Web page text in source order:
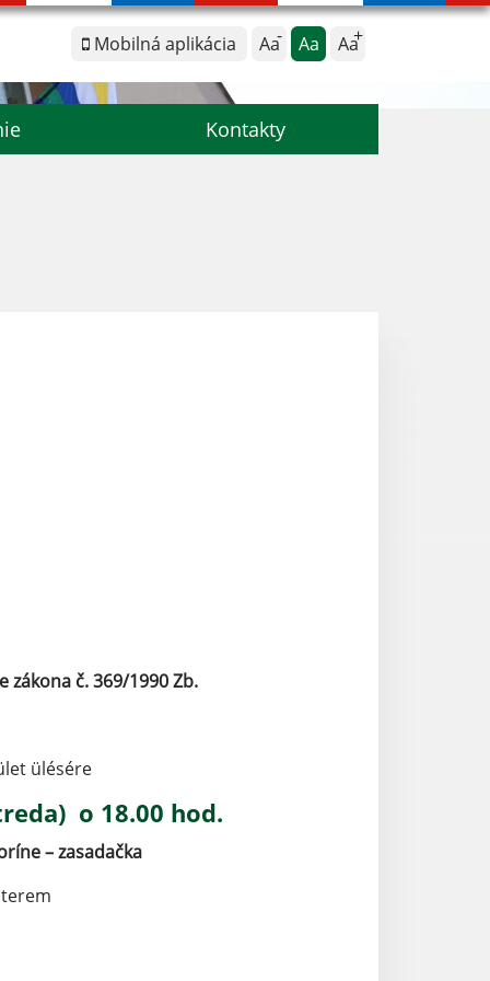
Mobilná aplikácia Aa Aa Aa
Kontakty
č. 369/1990 Zb.
ülésére
o 18.00 hod.
– zasadačka